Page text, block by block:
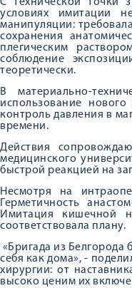
условиях имитации
манипуляции:
сохранения
плегическим
соблюдение
теоретически.
В материально-
использование
контроль давления в
времени.
Действия
медицинского
быстрой реакцией на
Несмотря на
Герметичность
Имитация кишечной
соответствовала плану.
«Бригада из Белгорода
себя как дома», -
хирургии: от
высоко ценим их